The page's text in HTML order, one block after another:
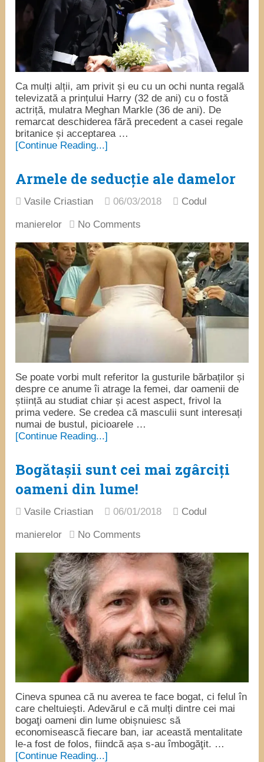
Ca mulți alții, am privit și eu cu un ochi nunta regală
televizată a prințului Harry (32 de ani) cu o fostă
actriță, mulatra Meghan Markle (36 de ani). De
remarcat deschiderea fără precedent a casei regale
britanice și acceptarea …
[Continue Reading...]
Armele de seducție ale damelor
Vasile Criastian 06/03/2018 Codul
manierelor No Comments
Se poate vorbi mult referitor la gusturile bărbaților și
despre ce anume îi atrage la femei, dar oamenii de
știință au studiat chiar și acest aspect, frivol la
prima vedere. Se credea că masculii sunt interesați
numai de bustul, picioarele …
[Continue Reading...]
Bogătașii sunt cei mai zgârciți
oameni din lume!
Vasile Criastian 06/01/2018 Codul
manierelor No Comments
Cineva spunea că nu averea te face bogat, ci felul în
care cheltuieşti. Adevărul e că mulți dintre cei mai
bogaţi oameni din lume obișnuiesc să
economisească fiecare ban, iar această mentalitate
le-a fost de folos, fiindcă așa s-au îmbogăţit. …
[Continue Reading...]